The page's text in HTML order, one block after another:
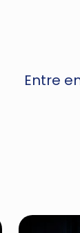
Entre